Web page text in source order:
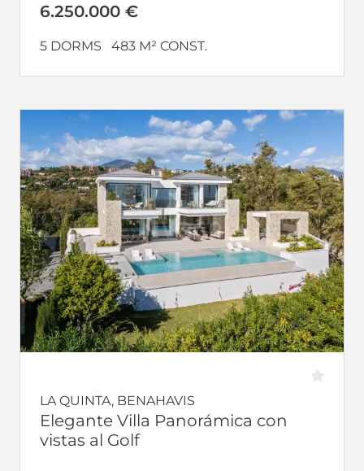
6.250.000 €
5 DORMS 483 M² CONST.
LA QUINTA, BENAHAVIS
Elegante Villa Panorámica con
vistas al Golf